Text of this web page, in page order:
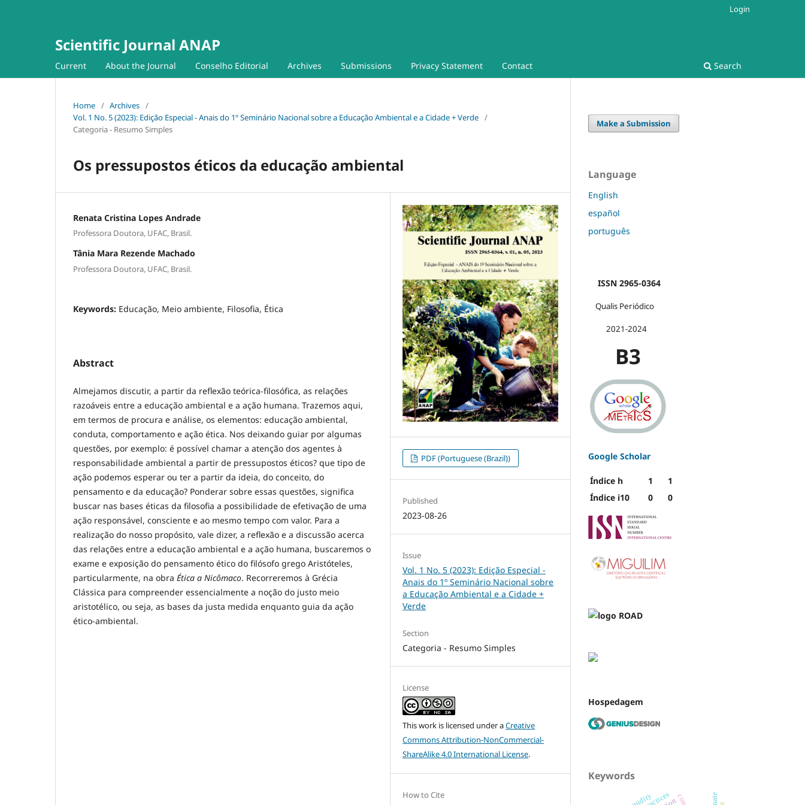
Scientific Journal ANAP
Current About the Journal Conselho Editorial Archives Submissions Privacy Statement Contact Search
Login
Home / Archives /
Vol. 1 No. 5 (2023): Edição Especial - Anais do 1º Seminário Nacional sobre a Educação Ambiental e a Cidade + Verde /
Categoria - Resumo Simples
Os pressupostos éticos da educação ambiental
Renata Cristina Lopes Andrade
Professora Doutora, UFAC, Brasil.
Tânia Mara Rezende Machado
Professora Doutora, UFAC, Brasil.
Keywords: Educação, Meio ambiente, Filosofia, Ética
Abstract
Almejamos discutir, a partir da reflexão teórica-filosófica, as relações
razoáveis entre a educação ambiental e a ação humana. Trazemos aqui,
em termos de procura e análise, os elementos: educação ambiental,
conduta, comportamento e ação ética. Nos deixando guiar por algumas
questões, por exemplo: é possível chamar a atenção dos agentes à
responsabilidade ambiental a partir de pressupostos éticos? que tipo de
ação podemos esperar ou ter a partir da ideia, do conceito, do
pensamento e da educação? Ponderar sobre essas questões, significa
buscar nas bases éticas da filosofia a possibilidade de efetivação de uma
ação responsável, consciente e ao mesmo tempo com valor. Para a
realização do nosso propósito, vale dizer, a reflexão e a discussão acerca
das relações entre a educação ambiental e a ação humana, buscaremos o
exame e exposição do pensamento ético do filósofo grego Aristóteles,
particularmente, na obra Ética a Nicômaco. Recorreremos à Grécia
Clássica para compreender essencialmente a noção do justo meio
aristotélico, ou seja, as bases da justa medida enquanto guia da ação
ético-ambiental.
PDF (Portuguese (Brazil))
Published
2023-08-26
Issue
Vol. 1 No. 5 (2023): Edição Especial -
Anais do 1º Seminário Nacional sobre
a Educação Ambiental e a Cidade +
Verde
Section
Categoria - Resumo Simples
License
This work is licensed under aCreative
Commons Attribution-NonCommercial-
ShareAlike 4.0 International License.
How to Cite
Make a Submission
Language
English
español
português
ISSN 2965-0364
Qualis Periódico
2021-2024
B3
Google Scholar
Índice h 1
1
Índice i10
0 0
Hospedagem
Keywords